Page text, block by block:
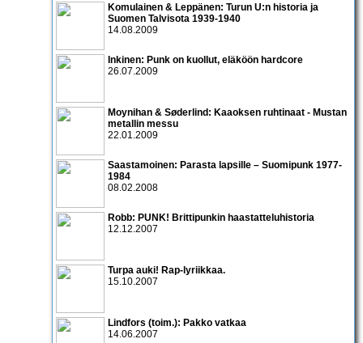
Komulainen & Leppänen: Turun U:n historia ja
Suomen Talvisota 1939-1940
14.08.2009
Inkinen: Punk on kuollut, eläköön hardcore
26.07.2009
Moynihan & Søderlind: Kaaoksen ruhtinaat - Mustan
metallin messu
22.01.2009
Saastamoinen: Parasta lapsille – Suomipunk 1977-
1984
08.02.2008
Robb: PUNK! Brittipunkin haastatteluhistoria
12.12.2007
Turpa auki! Rap-lyriikkaa.
15.10.2007
Lindfors (toim.): Pakko vatkaa
14.06.2007